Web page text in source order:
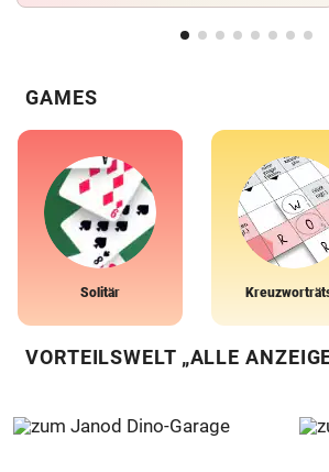
GAMES
Solitär
VORTEILSWELT „ALLE